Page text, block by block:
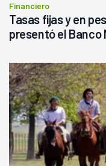
Financiero
Tasas fijas y en
presentó el Banco